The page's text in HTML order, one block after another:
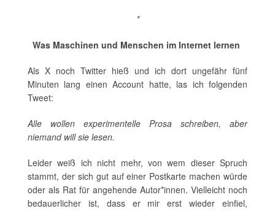
*
Was Maschinen und Menschen im Internet lernen
Als X noch Twitter hieß und ich dort ungefähr fünf
Minuten lang einen Account hatte, las ich folgenden
Tweet:
Alle wollen experimentelle Prosa schreiben, aber
niemand will sie lesen.
Leider weiß ich nicht mehr, von wem dieser Spruch
stammt, der sich gut auf einer Postkarte machen würde
oder als Rat für angehende Autor*innen. Vielleicht noch
bedauerlicher ist, dass er mir erst wieder einfiel,